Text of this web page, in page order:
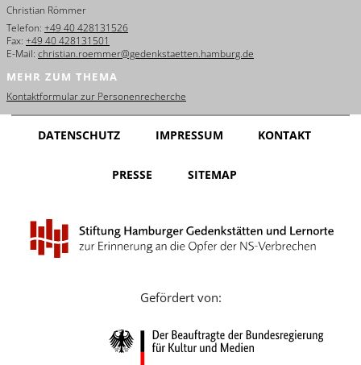
Français
Dansk
Español
Nederlands
Português
Русский
Christian Römmer
Telefon: +49 40 428131526
Fax: +49 40 428131501
E-Mail: christian.roemmer@gedenkstaetten.hamburg.de
MEHR ZUM THEMA
Kontaktformular zur Personenrecherche
DATENSCHUTZ IMPRESSUM KONTAKT
PRESSE SITEMAP
Gefördert von: